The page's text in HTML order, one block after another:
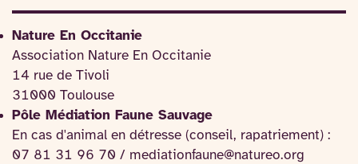
Nature En Occitanie
Association Nature En Occitanie
14 rue de Tivoli
31000 Toulouse
Pôle Médiation Faune Sauvage
En cas d'animal en détresse (conseil, rapatriement) :
07 81 31 96 70 / mediationfaune@natureo.org